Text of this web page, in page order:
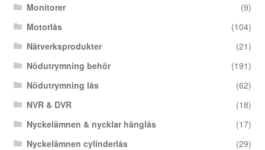
Monitorer
(9)
Motorlås
(104)
Nätverksprodukter
(21)
Nödutrymning behör
(191)
Nödutrymning lås
(62)
NVR & DVR
(18)
Nyckelämnen & nycklar hänglås
(17)
Nyckelämnen cylinderlås
(29)